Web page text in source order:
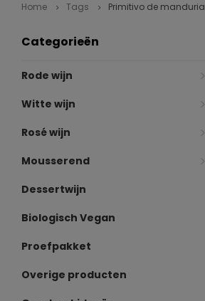
Home Tags Primitivo de manduria
Categorieën
Rode wijn
Witte wijn
Rosé wijn
Mousserend
Dessertwijn
Biologisch Vegan
Proefpakket
Overige producten